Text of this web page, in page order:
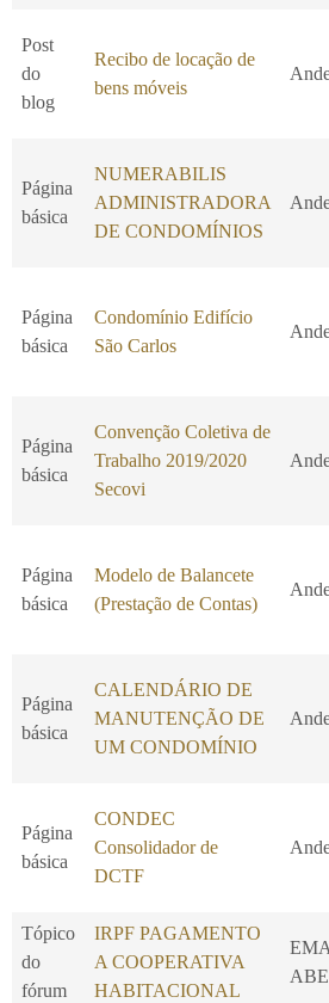
Post
do
blog
Recibo de locação de
bens móveis
Página
básica
NUMERABILIS
ADMINISTRADORA
DE CONDOMÍNIOS
Página
básica
Condomínio Edifício
São Carlos
Página
básica
Convenção Coletiva de
Trabalho 2019/2020
Secovi
Página
básica
Modelo de Balancete
(Prestação de Contas)
Página
básica
CALENDÁRIO DE
MANUTENÇÃO DE
UM CONDOMÍNIO
Página
básica
CONDEC
Consolidador de
DCTF
Tópico
do
fórum
IRPF PAGAMENTO
A COOPERATIVA
HABITACIONAL